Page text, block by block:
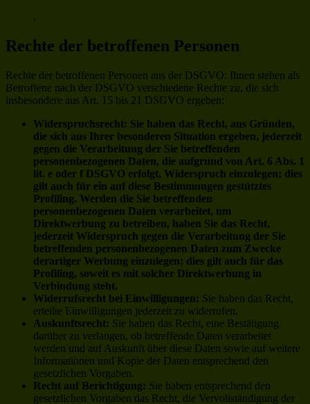
.
Rechte der betroffenen Personen
Rechte der betroffenen Personen aus der DSGVO: Ihnen stehen als
Betroffene nach der DSGVO verschiedene Rechte zu, die sich
insbesondere aus Art. 15 bis 21 DSGVO ergeben:
Widerspruchsrecht: Sie haben das Recht, aus Gründen,
die sich aus Ihrer besonderen Situation ergeben, jederzeit
gegen die Verarbeitung der Sie betreffenden
personenbezogenen Daten, die aufgrund von Art. 6 Abs. 1
lit. e oder f DSGVO erfolgt, Widerspruch einzulegen; dies
gilt auch für ein auf diese Bestimmungen gestütztes
Profiling. Werden die Sie betreffenden
personenbezogenen Daten verarbeitet, um
Direktwerbung zu betreiben, haben Sie das Recht,
jederzeit Widerspruch gegen die Verarbeitung der Sie
betreffenden personenbezogenen Daten zum Zwecke
derartiger Werbung einzulegen; dies gilt auch für das
Profiling, soweit es mit solcher Direktwerbung in
Verbindung steht.
Widerrufsrecht bei Einwilligungen: Sie haben das Recht,
erteilte Einwilligungen jederzeit zu widerrufen.
Auskunftsrecht: Sie haben das Recht, eine Bestätigung
darüber zu verlangen, ob betreffende Daten verarbeitet
werden und auf Auskunft über diese Daten sowie auf weitere
Informationen und Kopie der Daten entsprechend den
gesetzlichen Vorgaben.
Recht auf Berichtigung: Sie haben entsprechend den
gesetzlichen Vorgaben das Recht, die Vervollständigung der